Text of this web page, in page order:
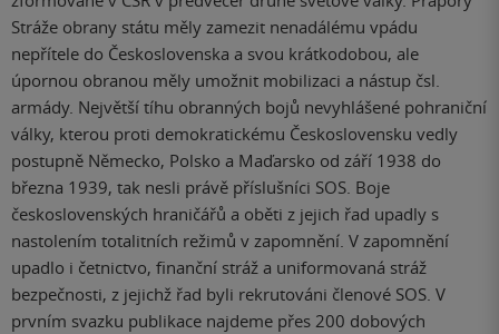
Stráže obrany státu měly zamezit nenadálému vpádu
nepřítele do Československa a svou krátkodobou, ale
úpornou obranou měly umožnit mobilizaci a nástup čsl.
armády. Největší tíhu obranných bojů nevyhlášené pohraniční
války, kterou proti demokratickému Československu vedly
postupně Německo, Polsko a Maďarsko od září 1938 do
března 1939, tak nesli právě příslušníci SOS. Boje
československých hraničářů a oběti z jejich řad upadly s
nastolením totalitních režimů v zapomnění. V zapomnění
upadlo i četnictvo, finanční stráž a uniformovaná stráž
bezpečnosti, z jejichž řad byli rekrutováni členové SOS. V
prvním svazku publikace najdeme přes 200 dobových